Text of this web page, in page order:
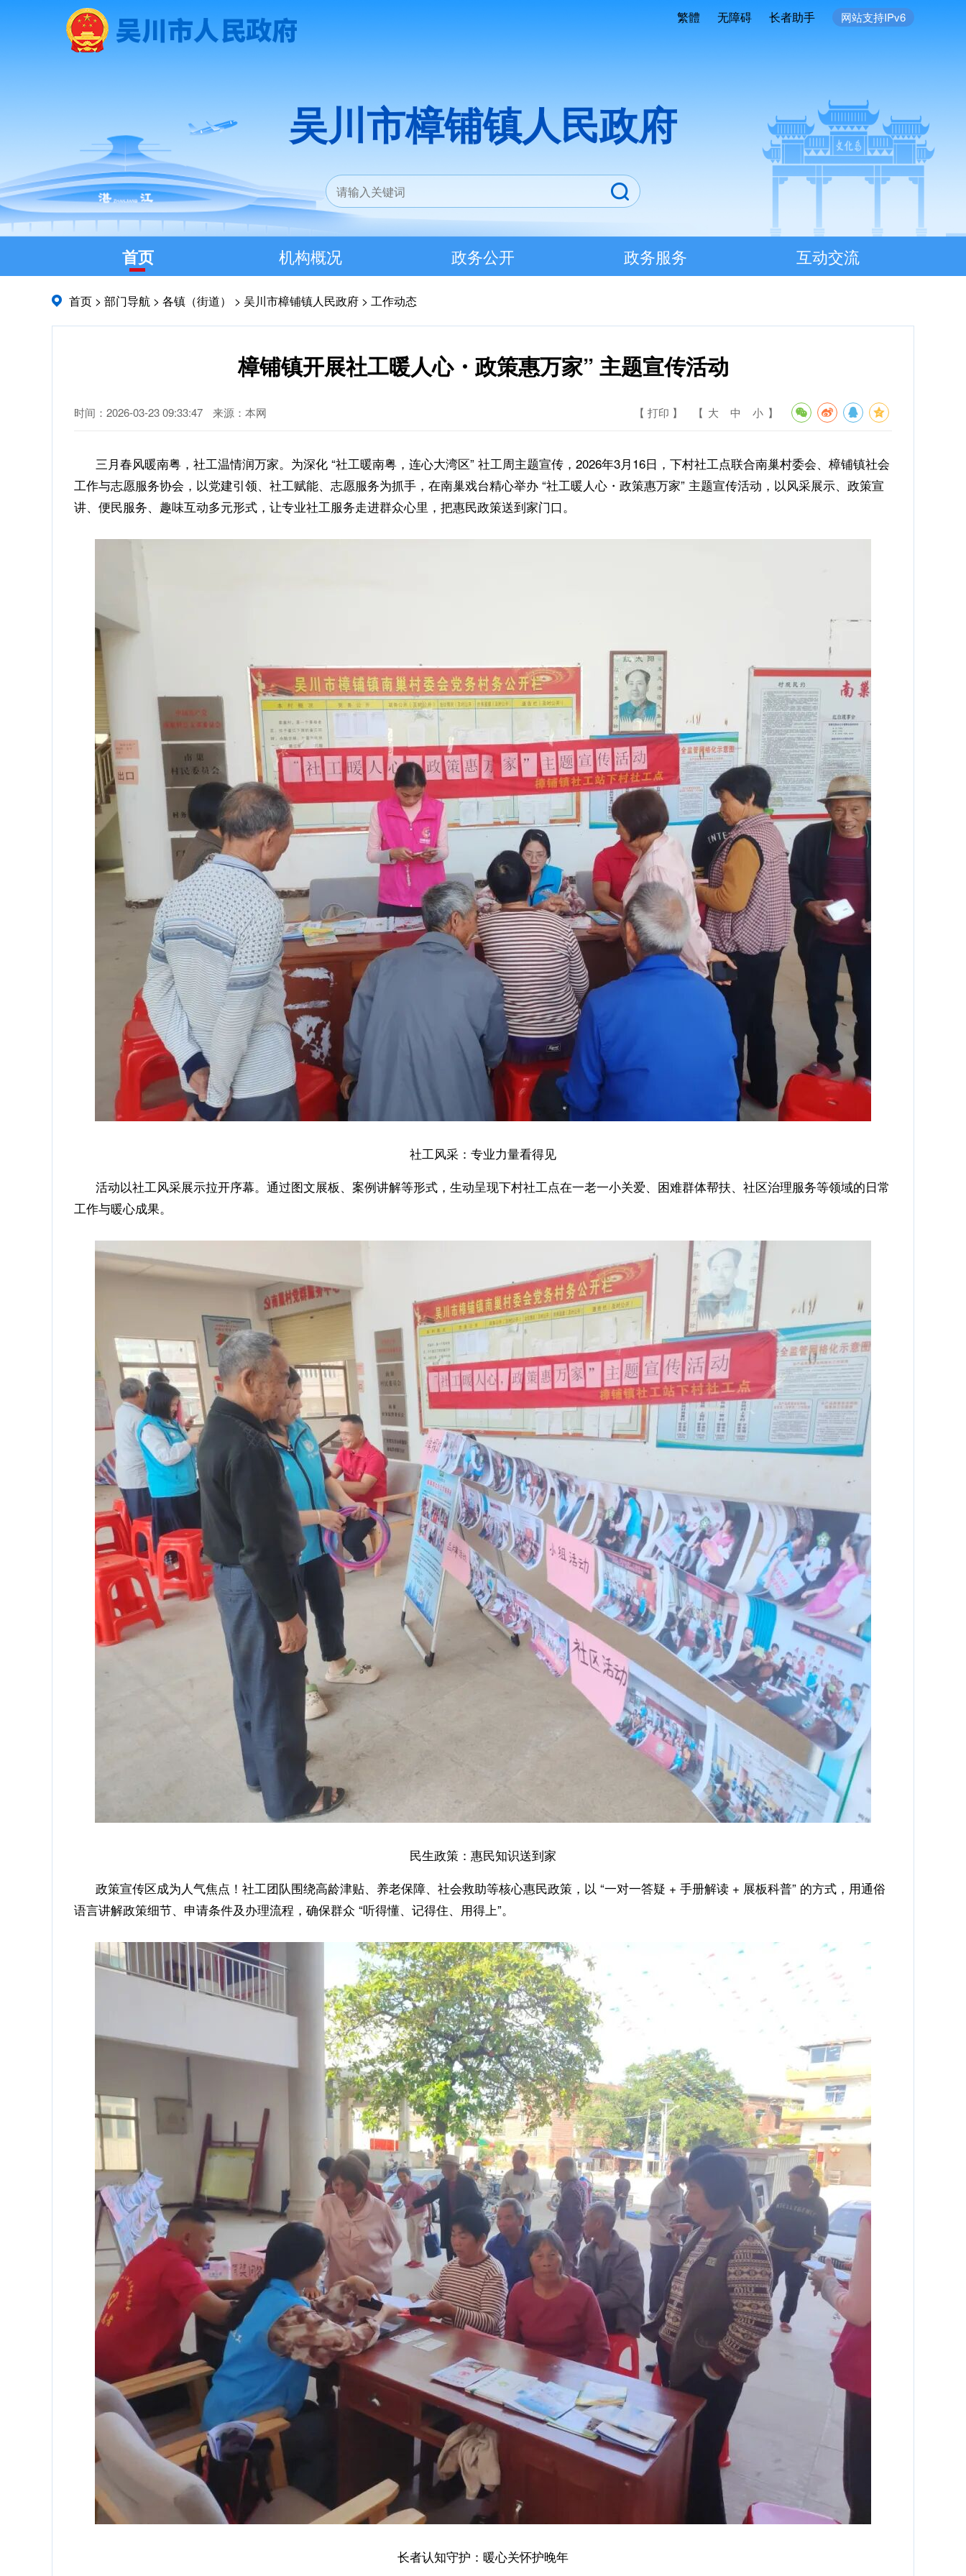
繁體 无障碍 长者助手 网站支持IPv6
吴川市樟铺镇人民政府
首页 机构概况 政务公开 政务服务 互动交流
首页 > 部门导航 > 各镇（街道） > 吴川市樟铺镇人民政府 > 工作动态
樟铺镇开展社工暖人心・政策惠万家” 主题宣传活动
时间：2026-03-23 09:33:47 来源：本网 【 打印 】 【 大 中 小 】
三月春风暖南粤，社工温情润万家。为深化 “社工暖南粤，连心大湾区” 社工周主题宣传，2026年3月16日，下村社工点联合南巢村委会、樟铺镇社会
工作与志愿服务协会， 以党建引领、社工赋能、志愿服务为抓手， 在南巢戏台精心举办 “社工暖人心・政策惠万家” 主题宣传活动，以风采展示、政策宣
讲、便民服务、趣味互动多元形式，让专业社工服务走进群众心里，把惠民政策送到家门口。
社工风采：专业力量看得见
活动以社工风采展示拉开序幕。通过图文展板、案例讲解等形式，生动呈现下村社工点在一老一小关爱、困难群体帮扶、社区治理服务等领域的日常
工作与暖心成果。
民生政策：惠民知识送到家
政策宣传区成为人气焦点！社工团队围绕高龄津贴、养老保障、社会救助等核心惠民政策，以 “一对一答疑 + 手册解读 + 展板科普” 的方式，用通俗
语言讲解政策细节、申请条件及办理流程，确保群众 “听得懂、记得住、用得上”。
长者认知守护：暖心关怀护晚年